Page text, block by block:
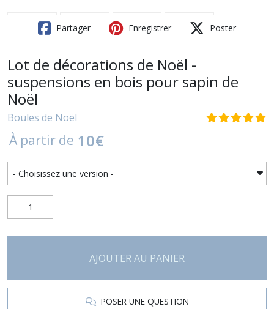
Partager Enregistrer Poster
Lot de décorations de Noël -
suspensions en bois pour sapin de
Noël
Boules de Noël
À partir de 10€
AJOUTER AU PANIER
POSER UNE QUESTION